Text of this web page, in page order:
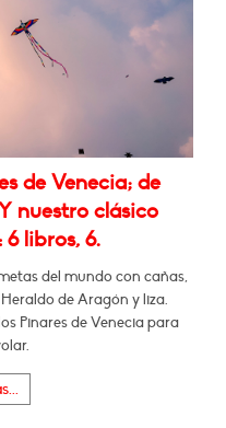
de Venecia; de
nuestro clásico
libros, 6.
del mundo con cañas,
de Aragón y liza.
Pinares de Venecia para